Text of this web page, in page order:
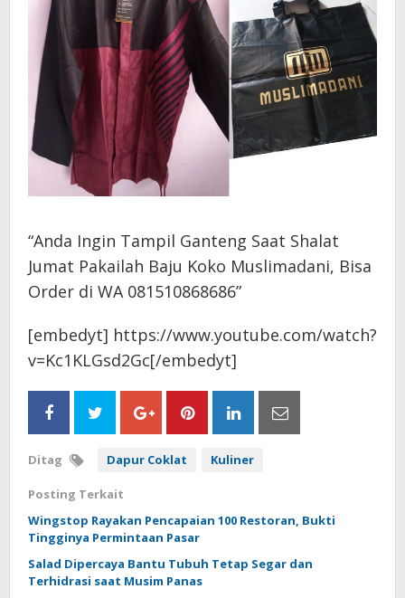
“Anda Ingin Tampil Ganteng Saat Shalat
Jumat Pakailah Baju Koko Muslimadani, Bisa
Order di WA 081510868686”
[embedyt] https://www.youtube.com/watch?
v=Kc1KLGsd2Gc[/embedyt]
Ditag Dapur Coklat Kuliner
Posting Terkait
Wingstop Rayakan Pencapaian 100 Restoran, Bukti
Tingginya Permintaan Pasar
Salad Dipercaya Bantu Tubuh Tetap Segar dan
Terhidrasi saat Musim Panas